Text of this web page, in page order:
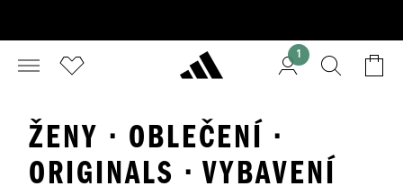
1
ŽENY · OBLEČENÍ ·
ORIGINALS · VYBAVENÍ